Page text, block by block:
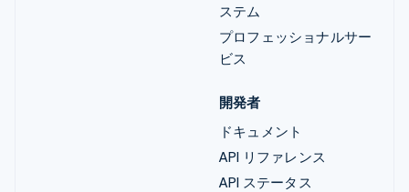
ステム
プロフェッショナルサー
ビス
開発者
ドキュメント
API リファレンス
API ステータス